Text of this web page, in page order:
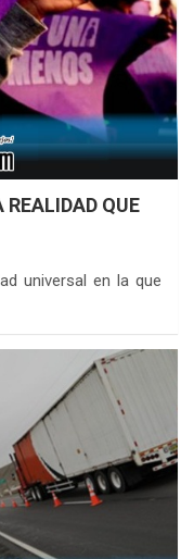
QUE
universal en la que